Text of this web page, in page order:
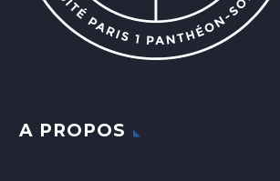
A PROPOS